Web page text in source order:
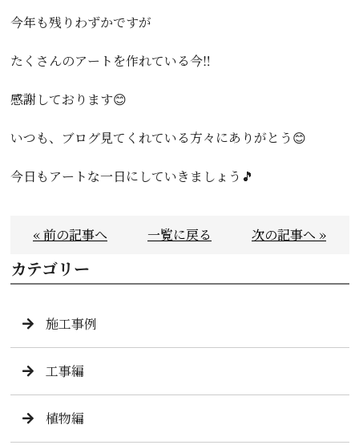
今年も残りわずかですが
たくさんのアートを作れている今‼️
感謝しております😊
いつも、ブログ見てくれている方々にありがとう😊
今日もアートな一日にしていきましょう🎵
« 前の記事へ 一覧に戻る 次の記事へ »
カテゴリー
施工事例
工事編
植物編